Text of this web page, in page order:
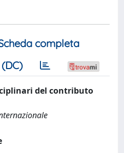
completa
del contributo